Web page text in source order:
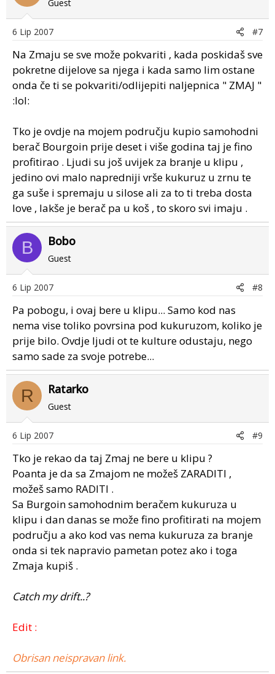
Guest
6 Lip 2007 #7
Na Zmaju se sve može pokvariti , kada poskidaš sve
pokretne dijelove sa njega i kada samo lim ostane
onda če ti se pokvariti/odlijepiti naljepnica " ZMAJ "
:lol:
Tko je ovdje na mojem području kupio samohodni
berač Bourgoin prije deset i više godina taj je fino
profitirao . Ljudi su još uvijek za branje u klipu ,
jedino ovi malo napredniji vrše kukuruz u zrnu te
ga suše i spremaju u silose ali za to ti treba dosta
love , lakše je berač pa u koš , to skoro svi imaju .
B Bobo
Guest
6 Lip 2007 #8
Pa pobogu, i ovaj bere u klipu... Samo kod nas
nema vise toliko povrsina pod kukuruzom, koliko je
prije bilo. Ovdje ljudi ot te kulture odustaju, nego
samo sade za svoje potrebe...
R Ratarko
Guest
6 Lip 2007 #9
Tko je rekao da taj Zmaj ne bere u klipu ?
Poanta je da sa Zmajom ne možeš ZARADITI ,
možeš samo RADITI .
Sa Burgoin samohodnim beračem kukuruza u
klipu i dan danas se može fino profitirati na mojem
području a ako kod vas nema kukuruza za branje
onda si tek napravio pametan potez ako i toga
Zmaja kupiš .
Catch my drift..?
Edit :
Obrisan neispravan link.